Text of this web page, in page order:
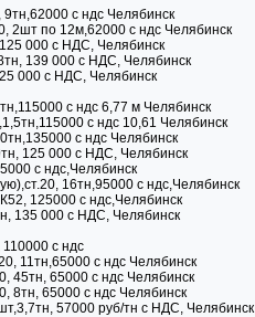
с ндс Челябинск
2шт по 12м,62000 с ндс Челябинск
000 с НДС, Челябинск
139 000 с НДС, Челябинск
000 с НДС, Челябинск
с ндс 6,77 м Челябинск
с ндс 10,61 Челябинск
с ндс Челябинск
125 000 с НДС, Челябинск
с ндс,Челябинск
16тн,95000 с ндс,Челябинск
125000 с ндс,Челябинск
135 000 с НДС, Челябинск
с ндс
11тн,65000 с ндс Челябинск
45тн, 65000 с ндс Челябинск
8тн, 65000 с ндс Челябинск
57000 руб/тн с НДС, Челябинск